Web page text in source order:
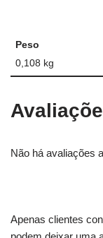
Peso
0,108 kg
Não há avaliações
Apenas clientes